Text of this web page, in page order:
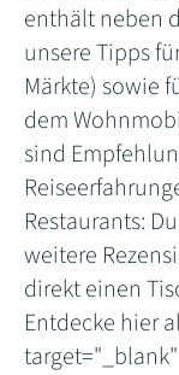
enthält neben
unsere Tipps
Märkte) sowie
dem
sind
Restaurants:
weitere
direkt einen
Entdecke hier